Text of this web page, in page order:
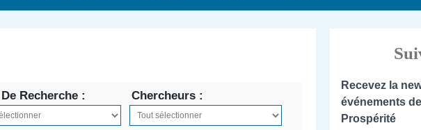
Recherche : Chercheurs :
Recevez la
événements
Prospérité